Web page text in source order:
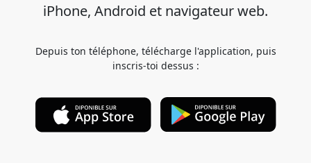
iPhone, Android et navigateur web.
Depuis ton téléphone, télécharge l'application, puis
inscris-toi dessus :